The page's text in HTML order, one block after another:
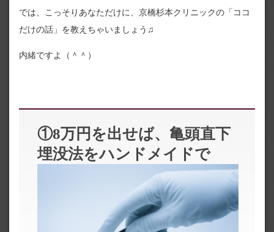
では、こっそりあなただけに、京橋杉本クリニックの「ココ
だけの話」を教えちゃいましょう♫
内緒ですよ（＾＾）
①8万円を出せば、亀頭直下
埋没法をハンドメイドで